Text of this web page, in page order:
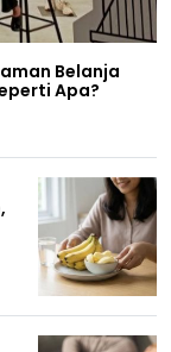
Belanja
Apa?